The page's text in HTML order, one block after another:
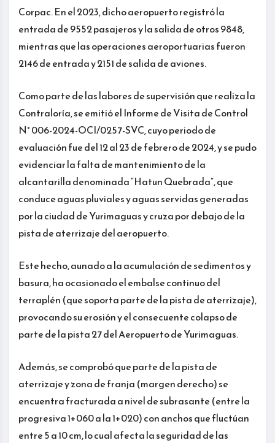
Corpac. En el 2023, dicho aeropuerto registró la
entrada de 9552 pasajeros y la salida de otros 9848,
mientras que las operaciones aeroportuarias fueron
2146 de entrada y 2151 de salida de aviones.
Como parte de las labores de supervisión que realiza la
Contraloría, se emitió el Informe de Visita de Control
N° 006-2024-OCI/0257-SVC, cuyo periodo de
evaluación fue del 12 al 23 de febrero de 2024, y se pudo
evidenciar la falta de mantenimiento de la
alcantarilla denominada “Hatun Quebrada”, que
conduce aguas pluviales y aguas servidas generadas
por la ciudad de Yurimaguas y cruza por debajo de la
pista de aterrizaje del aeropuerto.
Este hecho, aunado a la acumulación de sedimentos y
basura, ha ocasionado el embalse continuo del
terraplén (que soporta parte de la pista de aterrizaje),
provocando su erosión y el consecuente colapso de
parte de la pista 27 del Aeropuerto de Yurimaguas.
Además, se comprobó que parte de la pista de
aterrizaje y zona de franja (margen derecho) se
encuentra fracturada a nivel de subrasante (entre la
progresiva 1+060 a la 1+020) con anchos que fluctúan
entre 5 a 10 cm, lo cual afecta la seguridad de las